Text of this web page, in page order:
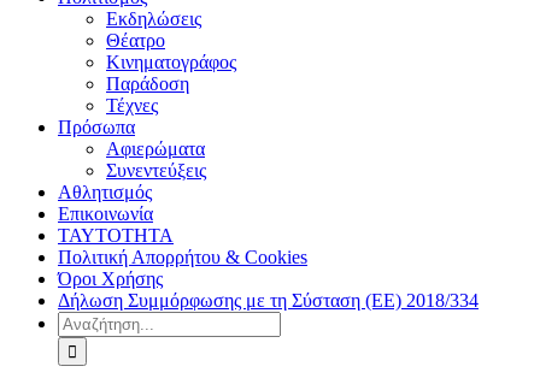
Εκδηλώσεις
Θέατρο
Κινηματογράφος
Παράδοση
Τέχνες
Πρόσωπα
Αφιερώματα
Συνεντεύξεις
Αθλητισμός
Επικοινωνία
ΤΑΥΤΟΤΗΤΑ
Πολιτική Απορρήτου & Cookies
Όροι Χρήσης
Δήλωση Συμμόρφωσης με τη Σύσταση (ΕΕ) 2018/334
Αναζήτηση
για: